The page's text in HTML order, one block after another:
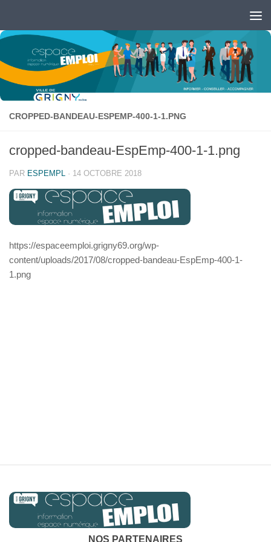
Ouvrir la barre d’outils
CROPPED-BANDEAU-ESPEMP-400-1-1.PNG
cropped-bandeau-EspEmp-400-1-1.png
PAR ESPEMPL · 14 OCTOBRE 2018
https://espaceemploi.grigny69.org/wp-
content/uploads/2017/08/cropped-bandeau-EspEmp-400-1-
1.png
NOS PARTENAIRES